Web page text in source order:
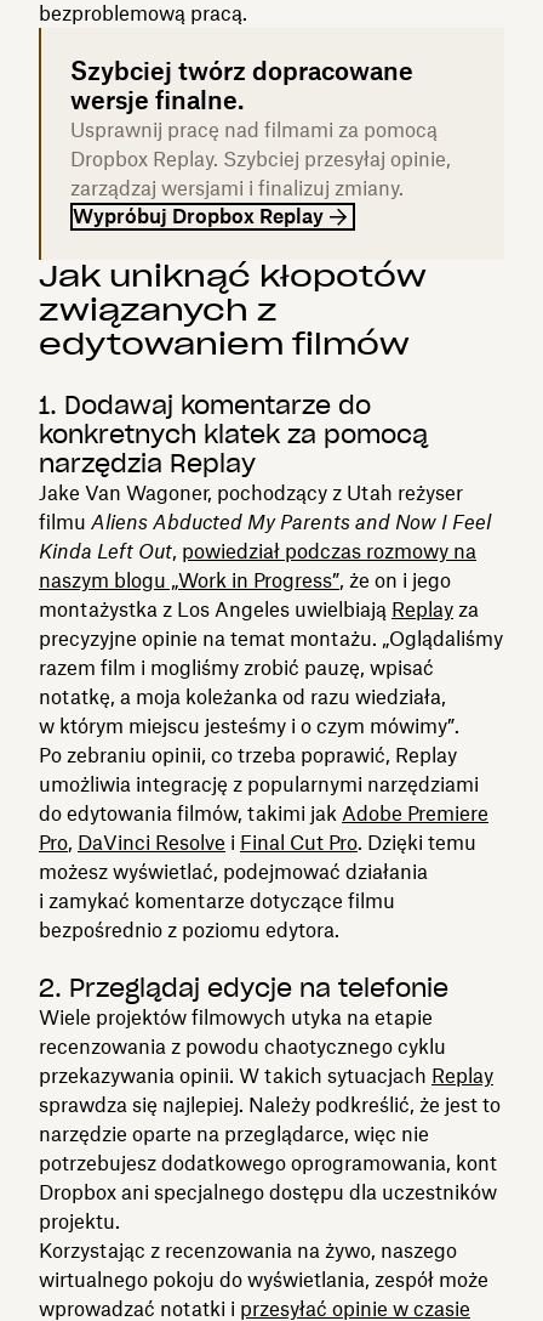
bezproblemową pracą.
Szybciej twórz dopracowane
wersje finalne.
Usprawnij pracę nad filmami za pomocą
Dropbox Replay. Szybciej przesyłaj opinie,
zarządzaj wersjami i finalizuj zmiany.
Wypróbuj Dropbox Replay
Jak uniknąć kłopotów
związanych z
edytowaniem filmów
1. Dodawaj komentarze do
konkretnych klatek za pomocą
narzędzia Replay
Jake Van Wagoner, pochodzący z Utah reżyser
filmu Aliens Abducted My Parents and Now I Feel
Kinda Left Out, powiedział podczas rozmowy na
naszym blogu „Work in Progress”, że on i jego
montażystka z Los Angeles uwielbiają Replay za
precyzyjne opinie na temat montażu. „Oglądaliśmy
razem film i mogliśmy zrobić pauzę, wpisać
notatkę, a moja koleżanka od razu wiedziała,
w którym miejscu jesteśmy i o czym mówimy”.
Po zebraniu opinii, co trzeba poprawić, Replay
umożliwia integrację z popularnymi narzędziami
do edytowania filmów, takimi jak Adobe Premiere
Pro, DaVinci Resolve i Final Cut Pro. Dzięki temu
możesz wyświetlać, podejmować działania
i zamykać komentarze dotyczące filmu
bezpośrednio z poziomu edytora.
2. Przeglądaj edycje na telefonie
Wiele projektów filmowych utyka na etapie
recenzowania z powodu chaotycznego cyklu
przekazywania opinii. W takich sytuacjach Replay
sprawdza się najlepiej. Należy podkreślić, że jest to
narzędzie oparte na przeglądarce, więc nie
potrzebujesz dodatkowego oprogramowania, kont
Dropbox ani specjalnego dostępu dla uczestników
projektu.
Korzystając z recenzowania na żywo, naszego
wirtualnego pokoju do wyświetlania, zespół może
wprowadzać notatki i przesyłać opinie w czasie